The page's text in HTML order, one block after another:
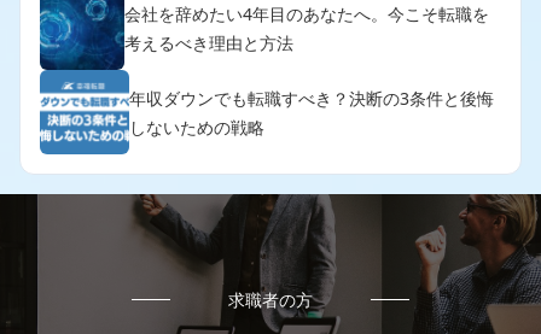
会社を辞めたい4年目のあなたへ。今こそ転職を
考えるべき理由と方法
年収ダウンでも転職すべき？決断の3条件と後悔
しないための戦略
求職者の方